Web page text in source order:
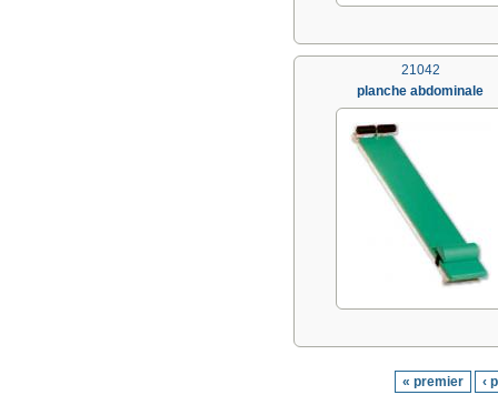
21042
planche abdominale
« premier ‹